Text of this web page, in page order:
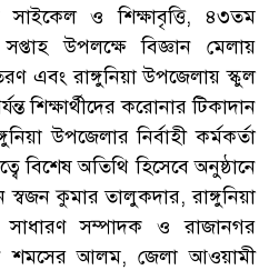
সাইকেল ও শিক্ষাবৃত্তি, ৪৩তম
উপলক্ষে বিজ্ঞান মেলায়
এবং রাঙ্গুনিয়া উপজেলায় স্কুল
শিক্ষার্থীদের করোনার টিকাদান
উপজেলার নির্বাহী কর্মকর্তা
বিশেষ অতিথি হিসেবে অনুষ্ঠানে
স্বজন কুমার তালুকদার, রাঙ্গুনিয়া
সম্পাদক ও রাজানগর
শমসের আলম, জেলা আওয়ামী